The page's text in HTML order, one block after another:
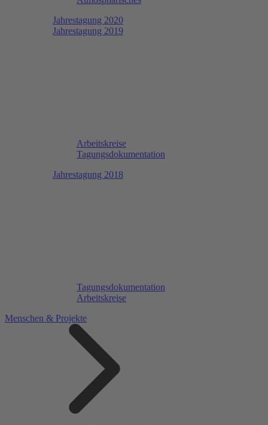
Jahrestagung 2020
Jahrestagung 2019
Arbeitskreise
Tagungsdokumentation
Jahrestagung 2018
Tagungsdokumentation
Arbeitskreise
Menschen & Projekte